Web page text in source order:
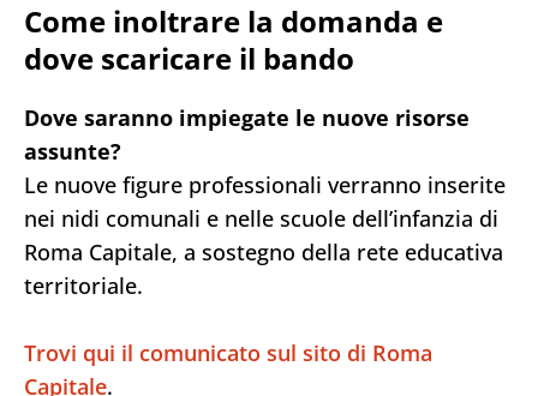
Come inoltrare la domanda e
dove scaricare il bando
Dove saranno impiegate le nuove risorse
assunte?
Le nuove figure professionali verranno inserite
nei nidi comunali e nelle scuole dell’infanzia di
Roma Capitale, a sostegno della rete educativa
territoriale.
Trovi qui il comunicato sul sito di Roma
Capitale.